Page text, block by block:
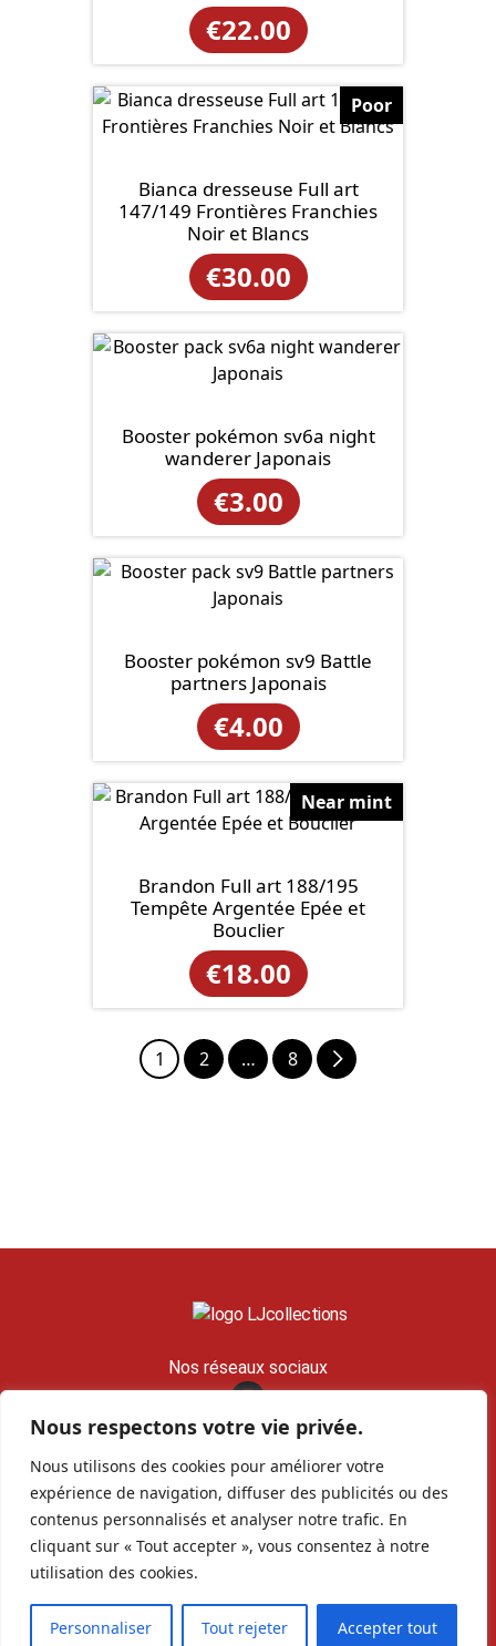
Nous respectons votre vie privée.
Nous utilisons des cookies pour améliorer votre
expérience de navigation, diffuser des publicités ou des
contenus personnalisés et analyser notre trafic. En
cliquant sur « Tout accepter », vous consentez à notre
utilisation des cookies.
Personnaliser Tout rejeter Accepter tout
€22.00
Poor
Bianca dresseuse Full art
147/149 Frontières Franchies
Noir et Blancs
€30.00
Booster pokémon sv6a night
wanderer Japonais
€3.00
Booster pokémon sv9 Battle
partners Japonais
€4.00
Near mint
Brandon Full art 188/195
Tempête Argentée Epée et
Bouclier
€18.00
1 2 … 8
Nos réseaux sociaux
contact@lj-collections.com
RCS 979 374 147 Romans
Vous voulez
vendre ?
Contact Archives